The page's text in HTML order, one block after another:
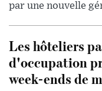
par une nouvelle
Les hôteliers
d'occupation
week-ends de